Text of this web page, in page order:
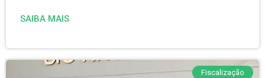
SAIBA MAIS
Fiscalização